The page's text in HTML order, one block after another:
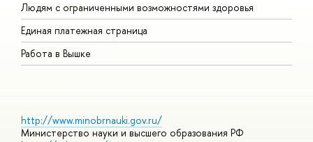
Людям с ограниченными возможностями здоровья
Единая платежная страница
Работа в Вышке
http://www.minobrnauki.gov.ru/
Министерство науки и высшего образования РФ